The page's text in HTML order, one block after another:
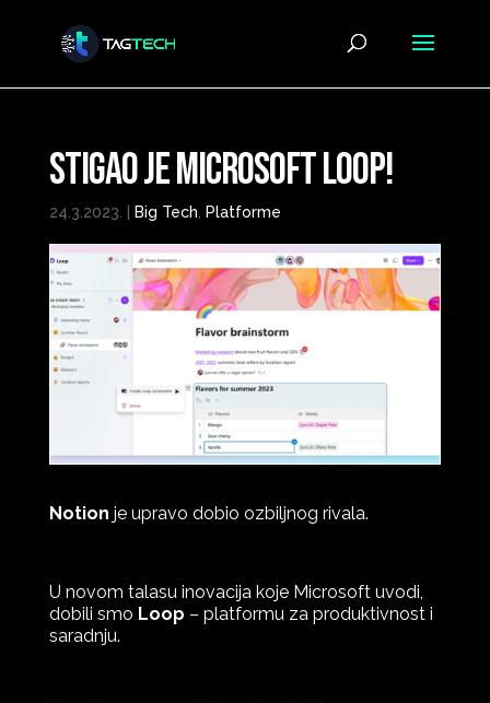
Stigao je Microsoft Loop!
24.3.2023. Big Tech Platforme
Notion je upravo dobio ozbiljnog rivala.
U novom talasu inovacija koje Microsoft uvodi,
dobili smo Loop – platformu za produktivnost i
saradnju.